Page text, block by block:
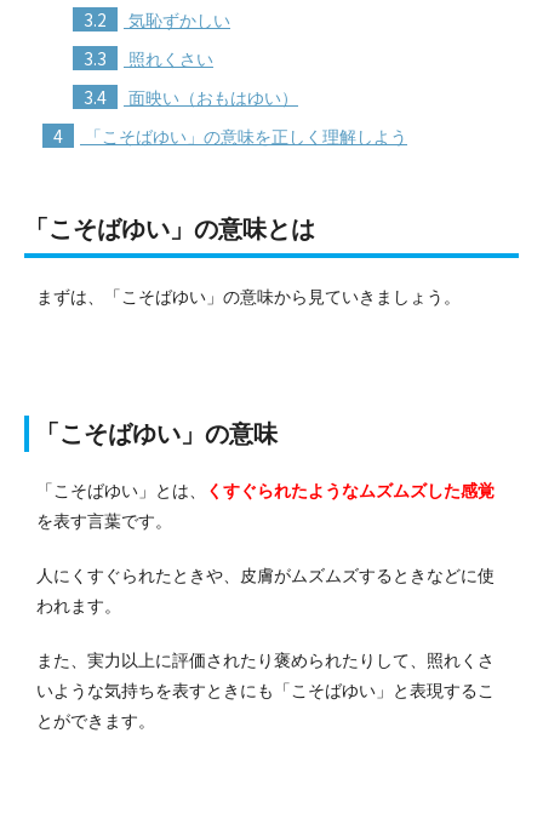
3.2 気恥ずかしい
3.3 照れくさい
3.4 面映い（おもはゆい）
4 「こそばゆい」の意味を正しく理解しよう
「こそばゆい」の意味とは
まずは、「こそばゆい」の意味から見ていきましょう。
「こそばゆい」の意味
「こそばゆい」とは、
くすぐられたようなムズムズした感覚
を表す言葉です。
人にくすぐられたときや、皮膚がムズムズするときなどに使
われます。
また、実力以上に評価されたり褒められたりして、照れくさ
いような気持ちを表すときにも「こそばゆい」と表現するこ
とができます。